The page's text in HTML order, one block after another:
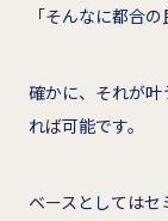
「そんなに都合
確かに、それが
れば可能です。
ベースとしては